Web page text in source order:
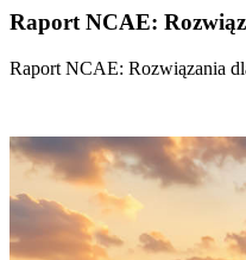
Raport NCAE:
Raport NCAE: Rozwiązania